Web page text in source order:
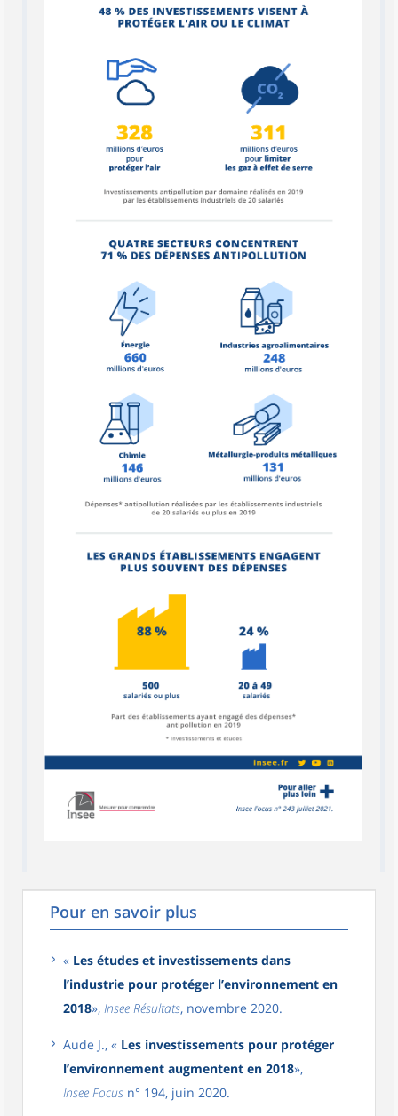
Pour en savoir plus
« Les études et investissements dans
l’industrie pour protéger l’environnement en
2018», Insee Résultats, novembre 2020.
Aude J., « Les investissements pour protéger
l’environnement augmentent en 2018»,
Insee Focus n° 194, juin 2020.